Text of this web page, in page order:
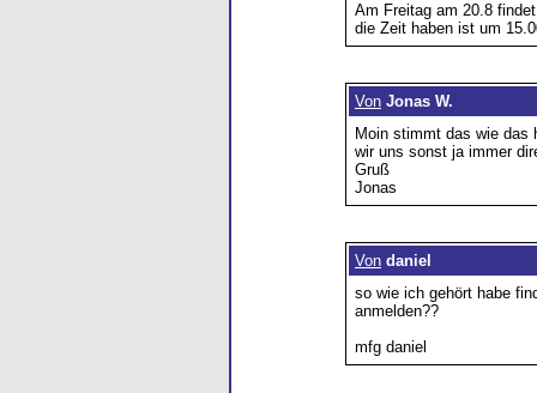
Am Freitag am 20.8
die Zeit haben ist um
Von Jonas W.
Moin stimmt das wie das
wir uns sonst ja immer
Gruß
Jonas
Von daniel
so wie ich gehört habe
anmelden??
mfg daniel